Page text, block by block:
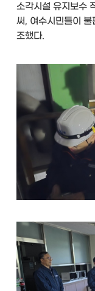
소각시설 유지보수
써, 여수시민들이 불
조했다.